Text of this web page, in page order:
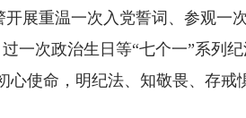
重温一次入党誓词、参观一
一次政治生日等“七个一”系列
使命，明纪法、知敬畏、存